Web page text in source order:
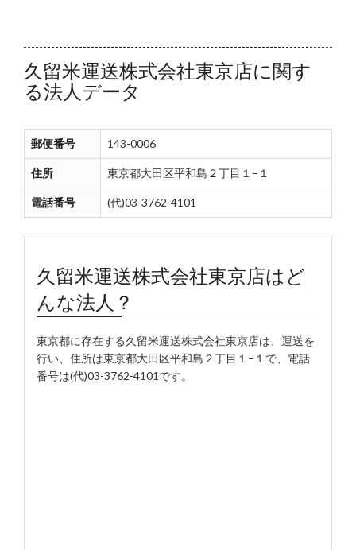
久留米運送株式会社東京店に関す
る法人データ
郵便番号 143-0006
住所 東京都大田区平和島２丁目１−１
電話番号 (代)03-3762-4101
久留米運送株式会社東京店はど
んな法人？
東京都に存在する久留米運送株式会社東京店は、運送を
行い、住所は東京都大田区平和島２丁目１−１で、電話
番号は(代)03-3762-4101です。